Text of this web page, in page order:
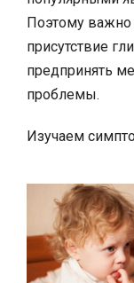
Поэтому важно
присутствие
предпринять
проблемы.
Изучаем